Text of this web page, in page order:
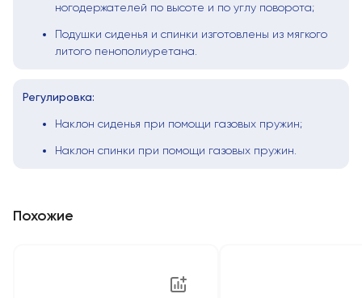
ногодержателей по высоте и по углу поворота;
Подушки сиденья и спинки изготовлены из мягкого
литого пенополиуретана.
Регулировка:
Наклон сиденья при помощи газовых пружин;
Наклон спинки при помощи газовых пружин.
Похожие